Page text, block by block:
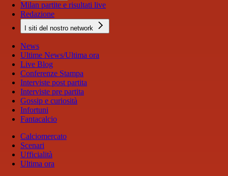
Milan partite e risultati live
Redazione
I siti del nostro network
News
Ultime News/Ultima ora
Live Blog
Conferenze Stampa
Interviste post partita
Interviste pre partita
Gossip e curiosità
Infortuni
Fantacalcio
Calciomercato
Scenari
Ufficialità
Ultima ora